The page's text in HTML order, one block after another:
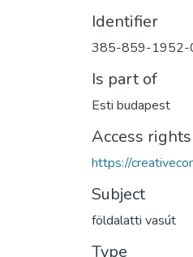
Identifier
385-859-1952-
Is part of
Esti budapest
Access rights
https://
Subject
földalatti vasút
Type